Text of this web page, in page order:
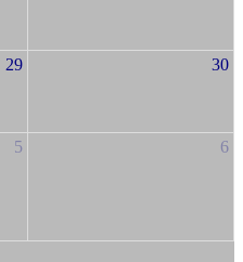
29 30
5 6